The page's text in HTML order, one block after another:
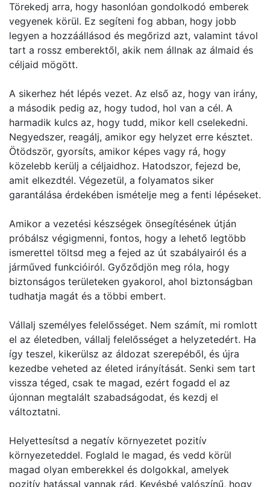
Törekedj arra, hogy hasonlóan gondolkodó emberek
vegyenek körül. Ez segíteni fog abban, hogy jobb
legyen a hozzáállásod és megőrizd azt, valamint távol
tart a rossz emberektől, akik nem állnak az álmaid és
céljaid mögött.
A sikerhez hét lépés vezet. Az első az, hogy van irány,
a második pedig az, hogy tudod, hol van a cél. A
harmadik kulcs az, hogy tudd, mikor kell cselekedni.
Negyedszer, reagálj, amikor egy helyzet erre késztet.
Ötödször, gyorsíts, amikor képes vagy rá, hogy
közelebb kerülj a céljaidhoz. Hatodszor, fejezd be,
amit elkezdtél. Végezetül, a folyamatos siker
garantálása érdekében ismételje meg a fenti lépéseket.
Amikor a vezetési készségek önsegítésének útján
próbálsz végigmenni, fontos, hogy a lehető legtöbb
ismerettel töltsd meg a fejed az út szabályairól és a
járműved funkcióiról. Győződjön meg róla, hogy
biztonságos területeken gyakorol, ahol biztonságban
tudhatja magát és a többi embert.
Vállalj személyes felelősséget. Nem számít, mi romlott
el az életedben, vállalj felelősséget a helyzetedért. Ha
így teszel, kikerülsz az áldozat szerepéből, és újra
kezedbe veheted az életed irányítását. Senki sem tart
vissza téged, csak te magad, ezért fogadd el az
újonnan megtalált szabadságodat, és kezdj el
változtatni.
Helyettesítsd a negatív környezetet pozitív
környezeteddel. Foglald le magad, és vedd körül
magad olyan emberekkel és dolgokkal, amelyek
pozitív hatással vannak rád. Kevésbé valószínű, hogy